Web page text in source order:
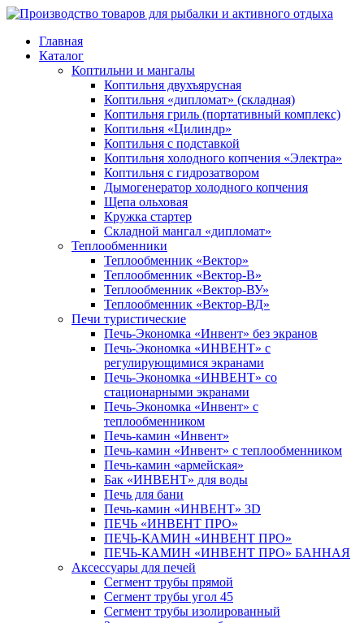
Главная
Каталог
Коптильни и мангалы
Коптильня двухъярусная
Коптильня «дипломат» (складная)
Коптильня гриль (портативный комплекс)
Коптильня «Цилиндр»
Коптильня с подставкой
Коптильня холодного копчения «Электра»
Коптильня с гидрозатвором
Дымогенератор холодного копчения
Щепа ольховая
Кружка стартер
Складной мангал «дипломат»
Теплообменники
Теплообменник «Вектор»
Теплообменник «Вектор-В»
Теплообменник «Вектор-ВУ»
Теплообменник «Вектор-ВД»
Печи туристические
Печь-Экономка «Инвент» без экранов
Печь-Экономка «ИНВЕНТ» с
регулирующимися экранами
Печь-Экономка «ИНВЕНТ» со
стационарными экранами
Печь-Экономка «Инвент» с
теплообменником
Печь-камин «Инвент»
Печь-камин «Инвент» с теплообменником
Печь-камин «армейская»
Бак «ИНВЕНТ» для воды
Печь для бани
Печь-камин «ИНВЕНТ» 3D
ПЕЧЬ «ИНВЕНТ ПРО»
ПЕЧЬ-КАМИН «ИНВЕНТ ПРО»
ПЕЧЬ-КАМИН «ИНВЕНТ ПРО» БАННАЯ
Аксессуары для печей
Сегмент трубы прямой
Сегмент трубы угол 45
Сегмент трубы изолированный